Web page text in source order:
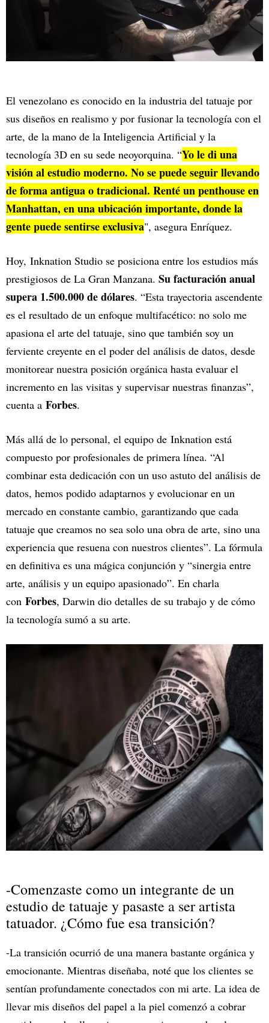
El venezolano es conocido en la industria del tatuaje por
sus diseños en realismo y por fusionar la tecnología con el
arte, de la mano de la Inteligencia Artificial y la
tecnología 3D en su sede neoyorquina. “Yo le di una
visión al estudio moderno. No se puede seguir llevando
de forma antigua o tradicional. Renté un penthouse en
Manhattan, en una ubicación importante, donde la
gente puede sentirse exclusiva", asegura Enríquez.
Hoy, Inknation Studio se posiciona entre los estudios más
prestigiosos de La Gran Manzana. Su facturación anual
supera 1.500.000 de dólares. “Esta trayectoria ascendente
es el resultado de un enfoque multifacético: no solo me
apasiona el arte del tatuaje, sino que también soy un
ferviente creyente en el poder del análisis de datos, desde
monitorear nuestra posición orgánica hasta evaluar el
incremento en las visitas y supervisar nuestras finanzas”,
cuenta a Forbes.
Más allá de lo personal, el equipo de Inknation está
compuesto por profesionales de primera línea. “Al
combinar esta dedicación con un uso astuto del análisis de
datos, hemos podido adaptarnos y evolucionar en un
mercado en constante cambio, garantizando que cada
tatuaje que creamos no sea solo una obra de arte, sino una
experiencia que resuena con nuestros clientes”. La fórmula
en definitiva es una mágica conjunción y “sinergia entre
arte, análisis y un equipo apasionado”. En charla
con Forbes, Darwin dio detalles de su trabajo y de cómo
la tecnología sumó a su arte.
-Comenzaste como un integrante de un
estudio de tatuaje y pasaste a ser artista
tatuador. ¿Cómo fue esa transición?
-La transición ocurrió de una manera bastante orgánica y
emocionante. Mientras diseñaba, noté que los clientes se
sentían profundamente conectados con mi arte. La idea de
llevar mis diseños del papel a la piel comenzó a cobrar